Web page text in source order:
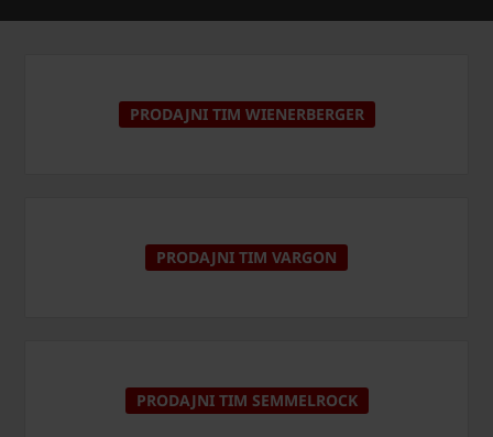
PRODAJNI TIM WIENERBERGER
PRODAJNI TIM VARGON
PRODAJNI TIM SEMMELROCK